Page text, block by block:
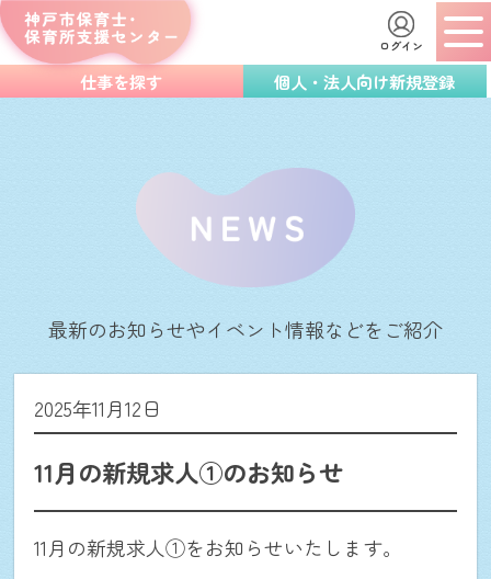
ログイン
仕事を探す 個人・法人向け新規登録
最新のお知らせやイベント情報などをご紹介
2025年11月12日
11月の新規求人①のお知らせ
11月の新規求人①をお知らせいたします。